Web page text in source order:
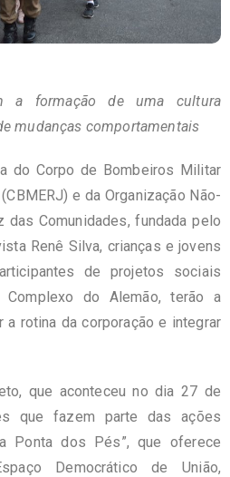
a formação de uma cultura
mudanças comportamentais
do Corpo de Bombeiros Militar
e da Organização Não-
das Comunidades, fundada pelo
Renê Silva, crianças e jovens
de projetos sociais
Complexo do Alemão, terão a
a rotina da corporação e integrar
que aconteceu no dia 27 de
que fazem parte das ações
Ponta dos Pés”, que oferece
Democrático de União,